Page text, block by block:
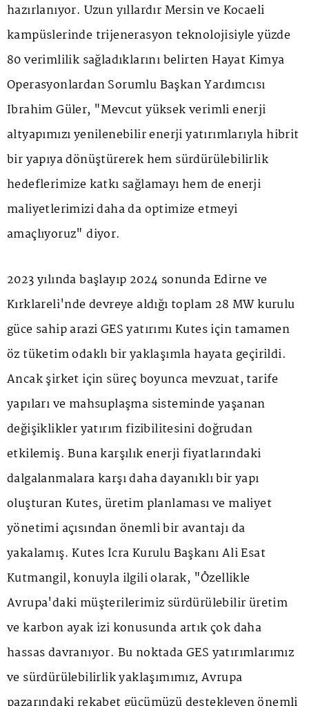
hazırlanıyor. Uzun yıllardır Mersin ve Kocaeli
kampüslerinde trijenerasyon teknolojisiyle yüzde
80 verimlilik sağladıklarını belirten Hayat Kimya
Operasyonlardan Sorumlu Başkan Yardımcısı
İbrahim Güler, "Mevcut yüksek verimli enerji
altyapımızı yenilenebilir enerji yatırımlarıyla hibrit
bir yapıya dönüştürerek hem sürdürülebilirlik
hedeflerimize katkı sağlamayı hem de enerji
maliyetlerimizi daha da optimize etmeyi
amaçlıyoruz" diyor.
2023 yılında başlayıp 2024 sonunda Edirne ve
Kırklareli'nde devreye aldığı toplam 28 MW kurulu
güce sahip arazi GES yatırımı Kutes için tamamen
öz tüketim odaklı bir yaklaşımla hayata geçirildi.
Ancak şirket için süreç boyunca mevzuat, tarife
yapıları ve mahsuplaşma sisteminde yaşanan
değişiklikler yatırım fizibilitesini doğrudan
etkilemiş. Buna karşılık enerji fiyatlarındaki
dalgalanmalara karşı daha dayanıklı bir yapı
oluşturan Kutes, üretim planlaması ve maliyet
yönetimi açısından önemli bir avantajı da
yakalamış. Kutes İcra Kurulu Başkanı Ali Esat
Kutmangil, konuyla ilgili olarak, "Özellikle
Avrupa'daki müşterilerimiz sürdürülebilir üretim
ve karbon ayak izi konusunda artık çok daha
hassas davranıyor. Bu noktada GES yatırımlarımız
ve sürdürülebilirlik yaklaşımımız, Avrupa